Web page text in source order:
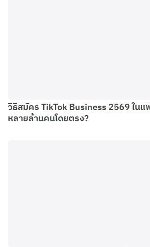
วิธีสมัคร TikTok Business 2569 ใน
หลายล้านคนโดยตรง?